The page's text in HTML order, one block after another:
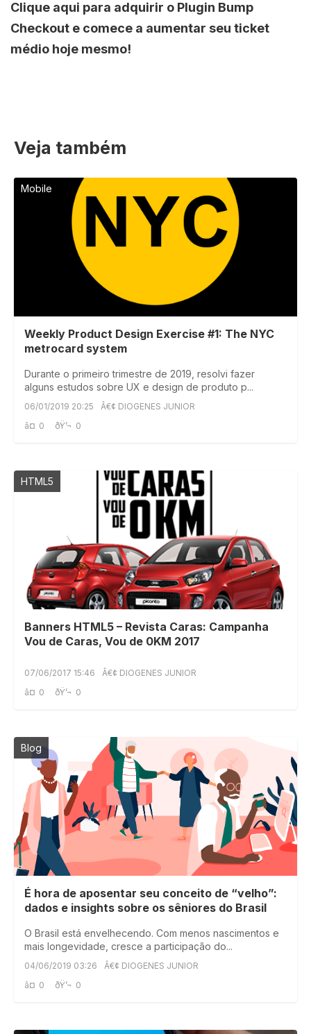
Clique aqui para adquirir o Plugin Bump
Checkout e comece a aumentar seu ticket
médio hoje mesmo!
Veja também
Mobile
Weekly Product Design Exercise #1: The NYC
metrocard system
Durante o primeiro trimestre de 2019, resolvi fazer
alguns estudos sobre UX e design de produto p...
06/01/2019 20:25
Â€¢ DIOGENES JUNIOR
â¤ 0 ðŸ’¬ 0
HTML5
Banners HTML5 – Revista Caras: Campanha
Vou de Caras, Vou de 0KM 2017
07/06/2017 15:46
Â€¢ DIOGENES JUNIOR
â¤ 0 ðŸ’¬ 0
Blog
É hora de aposentar seu conceito de “velho”:
dados e insights sobre os sêniores do Brasil
O Brasil está envelhecendo. Com menos nascimentos e
mais longevidade, cresce a participação do...
04/06/2019 03:26
Â€¢ DIOGENES JUNIOR
â¤ 0 ðŸ’¬ 0